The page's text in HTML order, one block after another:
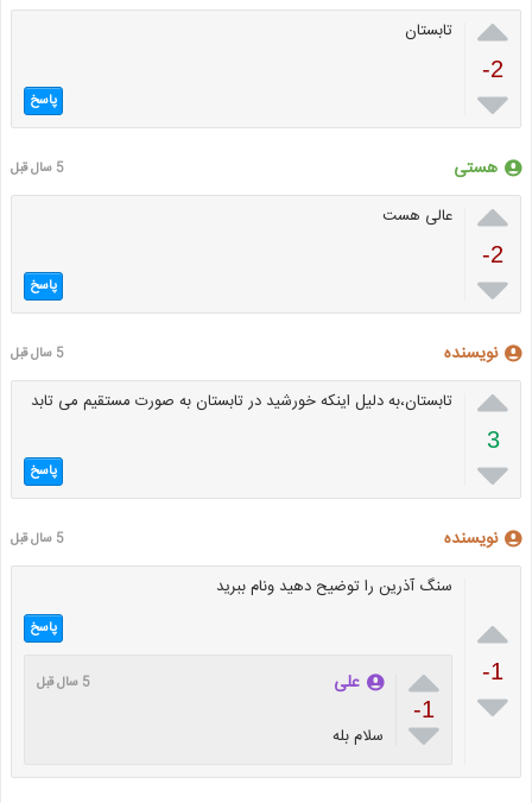

-2

تابستان
پاسخ
هستی 5 سال قبل

-2

عالی هست
پاسخ
نویسنده 5 سال قبل

3

تابستان،به دلیل اینکه خورشید در تابستان به صورت مستقیم می تابد
پاسخ
نویسنده 5 سال قبل

-1

سنگ آذرین را توضیح دهید ونام ببرید
پاسخ

-1

علی 5 سال قبل
سلام بله